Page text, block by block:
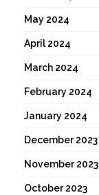
May 2024
April 2024
March 2024
February 2024
January 2024
December 2023
November 2023
October 2023